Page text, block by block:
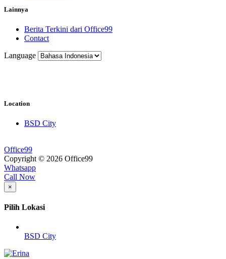
Lainnya
Berita Terkini dari Office99
Contact
Language
Location
BSD City
Office99
Copyright © 2026 Office99
Whatsapp
Call Now
×
Pilih Lokasi
BSD City